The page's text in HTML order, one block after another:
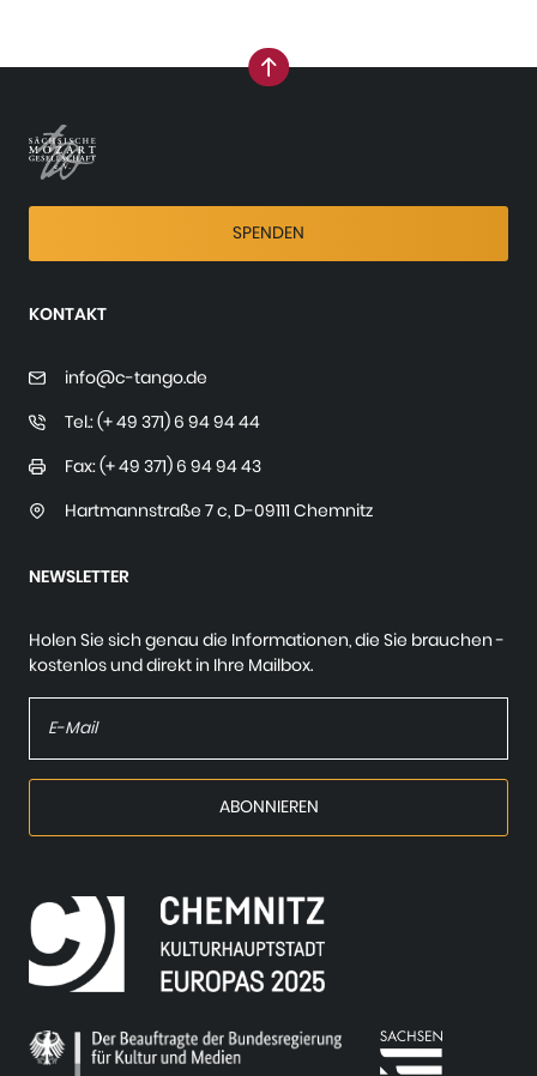
nach oben
SPENDEN
KONTAKT
info@c-tango.de
Tel.: (+ 49 371) 6 94 94 44
Fax: (+ 49 371) 6 94 94 43
Hartmannstraße 7 c, D-09111 Chemnitz
NEWSLETTER
Holen Sie sich genau die Informationen, die Sie brauchen -
kostenlos und direkt in Ihre Mailbox.